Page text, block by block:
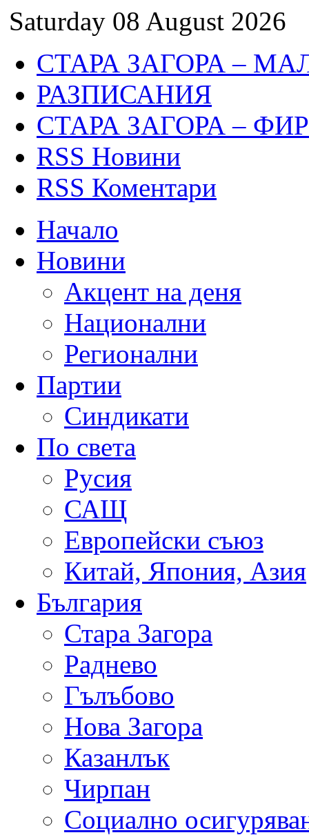
Saturday 08 August 2026
СТАРА ЗАГОРА –
РАЗПИСАНИЯ
СТАРА ЗАГОРА –
RSS Новини
RSS Коментари
Начало
Новини
Акцент на деня
Национални
Регионални
Партии
Синдикати
По света
Русия
САЩ
Европейски съюз
Китай, Япония, Азия
България
Стара Загора
Раднево
Гълъбово
Нова Загора
Казанлък
Чирпан
Социално